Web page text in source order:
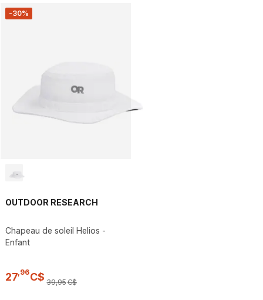
-30%
OUTDOOR RESEARCH
Chapeau de soleil Helios -
Enfant
27,96C$ 39,95C$